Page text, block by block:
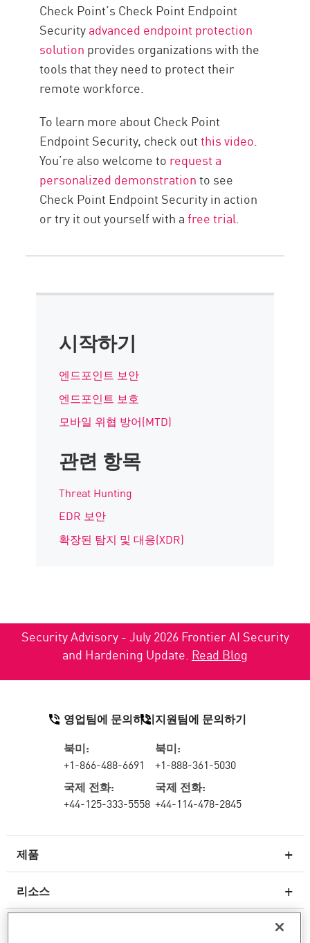
Check Point’s Check Point Endpoint
Securityadvanced endpoint protection
solution provides organizations with the
tools that they need to protect their
remote workforce.
To learn more about Check Point
Endpoint Security, check outthis video.
You’re also welcome to request a
personalized demonstrationto see
Check Point Endpoint Security in action
or try it out yourself with afree trial.
시작하기
엔드포인트 보안
엔드포인트 보호
모바일 위협 방어(MTD)
관련 항목
Threat Hunting
EDR 보안
확장된 탐지 및 대응(XDR)
Security Advisory - July 2026 Frontier AI Security
and Hardening Update. Read Blog
제품
차세대 방화벽
리소스
영업팀에 문의하기
북미:
+1-866-488-6691
국제 전화:
+44-125-333-5558
지원팀에 문의하기
북미:
+1-888-361-5030
국제 전화:
+44-114-478-2845